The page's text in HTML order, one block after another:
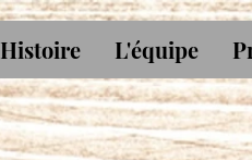
Histoire L'équipe